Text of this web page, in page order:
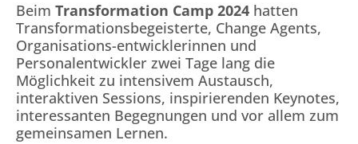
Beim Transformation Camp 2024 hatten
Transformationsbegeisterte, Change Agents,
Organisations-entwicklerinnen und
Personalentwickler zwei Tage lang die
Möglichkeit zu intensivem Austausch,
interaktiven Sessions, inspirierenden Keynotes,
interessanten Begegnungen und vor allem zum
gemeinsamen Lernen.